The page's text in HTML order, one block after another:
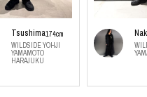
Tsushima174cm
WILDSIDE YOHJI
YAMAMOTO
HARAJUKU